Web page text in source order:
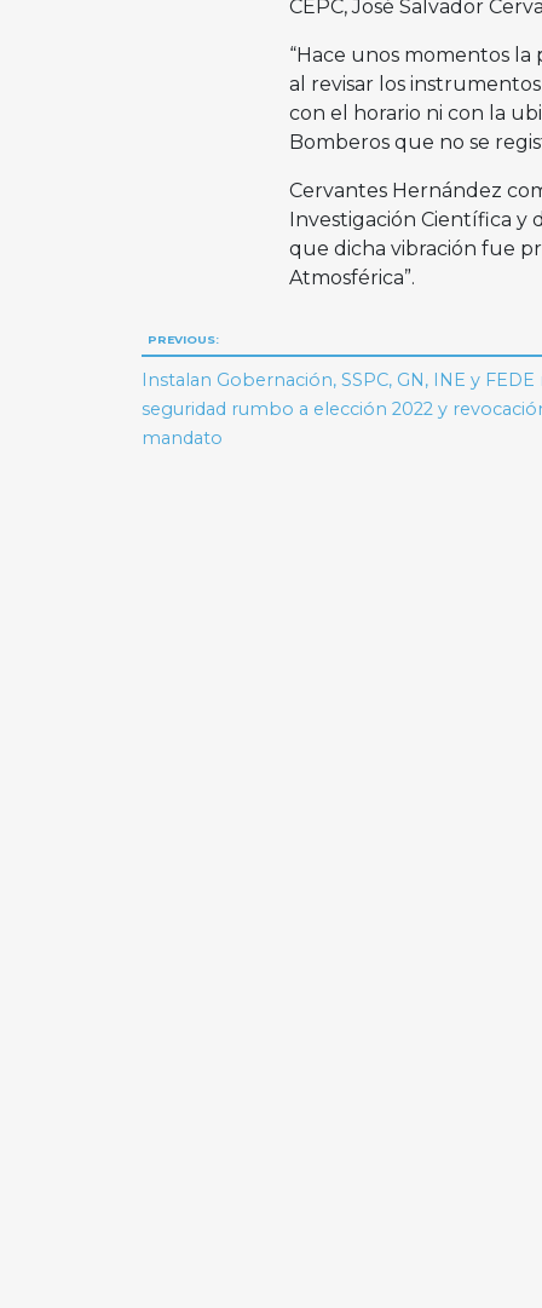
CEPC, José Salvador
“Hace unos momentos
al revisar los
con el horario ni con la
Bomberos que no se
Cervantes Hernández
Investigación Científica y
que dicha vibración fue
Atmosférica”.
Navegación
de
entradas
PREVIOUS:
Instalan Gobernación, SSPC, GN, INE y
seguridad rumbo a elección 2022 y
mandato